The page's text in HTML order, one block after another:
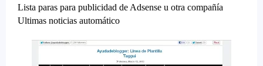
Lista paras para publicidad de Adsense u otra compañía
Ultimas noticias automático